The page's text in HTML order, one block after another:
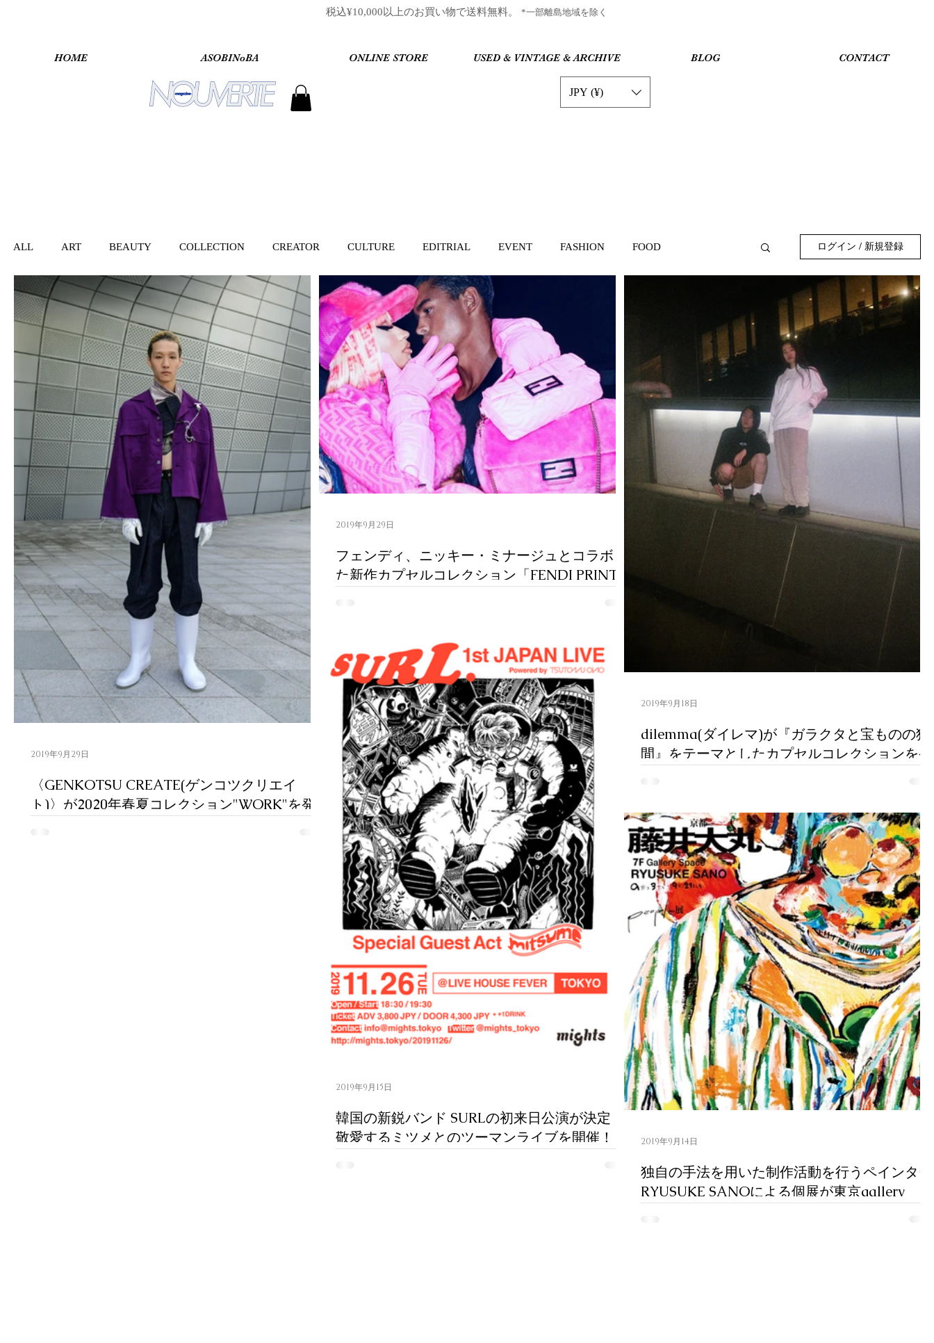
​税込¥10,000以上のお買い物で送料無料。 *一部離島地域を除く
HOME ASOBINoBA ONLINE STORE USED & VINTAGE & ARCHIVE BLOG CONTACT
JPY (¥)
ALL ART BEAUTY COLLECTION CREATOR CULTURE EDITRIAL EVENT FASHION FOOD
INTERVIEW LIFESTYLE MUSIC STREET SNAP TECHNOLOGY TRAVEL
ログイン / 新規登録
〈GENKOTSU CREATE(ゲンコツクリエイ
ト)〉が2020年春夏コレクション"WORK"を発
2019年9月29日
フェンディ、ニッキー・ミナージュとコラボし
た新作カプセルコレクション「FENDI PRINTS
ッキー・ミナージュ（Nicki Minaj）とコラボレーションし
た、メンズ、ウイメンズのためのカラフルなコレクション「フ
ェンディ プリンツ オン（FENDI P
2019年9月29日
dilemma(ダイレマ)が『ガラクタと宝ものの狭
間』をテーマとしたカプセルコレクションを発
タであるものは、ある人からすると宝ものになり得る。 その
間にあるものは、何なのだろうか。 世の中に在る全てにおい
て、見た目では分かり得ない、その人にとっての「価値」がそ
こには必ず存在することを、この施策を通じて証明したい
2019年9月18日
韓国の新鋭バンド SURLの初来日公演が決定！
敬愛するミツメとのツーマンライブを開催！！
2019年9月15日
独自の手法を用いた制作活動を行うペインター
RYUSUKE SANOによる個展が東京gallery
2019年9月14日